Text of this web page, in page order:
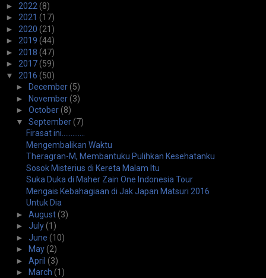
► 2022 (8)
► 2021 (17)
► 2020 (21)
► 2019 (44)
► 2018 (47)
► 2017(59)
▼ 2016 (50)
►
December(5)
► November(3)
► October(8)
▼ September(7)
Firasat ini.............
Mengembalikan Waktu
Theragran-M, Membantuku Pulihkan Kesehatanku
Sosok Misterius di Kereta Malam Itu
Suka Duka di Maher Zain One Indonesia Tour
Mengais Kebahagiaan di Jak Japan Matsuri 2016
Untuk Dia
► August(3)
► July(1)
► June (10)
►
May(2)
► April (3)
►
March (1)